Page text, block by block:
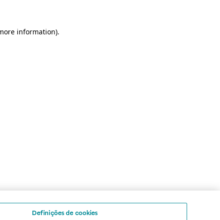
information).
Definições de cookies